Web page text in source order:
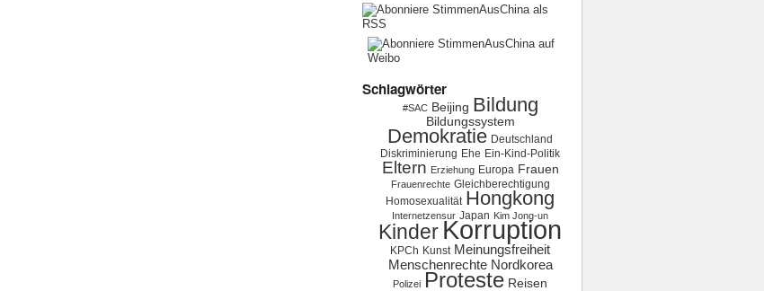
Schlagwörter
#SAC Beijing Bildung
Bildungssystem
Demokratie Deutschland
Diskriminierung Ehe Ein-Kind-Politik
Eltern Erziehung Europa Frauen
Frauenrechte Gleichberechtigung
Homosexualität Hongkong
Internetzensur Japan Kim Jong-un
KinderKorruption
KPCh Kunst Meinungsfreiheit
Menschenrechte Nordkorea
Polizei Proteste Reisen